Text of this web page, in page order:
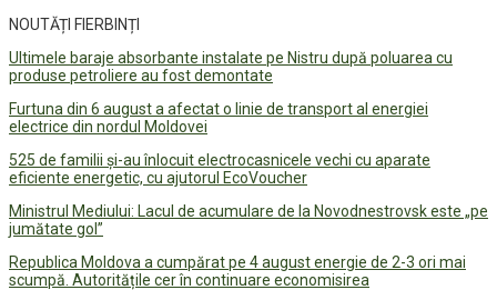
NOUTĂȚI FIERBINȚI
Ultimele baraje absorbante instalate pe Nistru după poluarea cu
produse petroliere au fost demontate
Furtuna din 6 august a afectat o linie de transport al energiei
electrice din nordul Moldovei
525 de familii și-au înlocuit electrocasnicele vechi cu aparate
eficiente energetic, cu ajutorul EcoVoucher
Ministrul Mediului: Lacul de acumulare de la Novodnestrovsk este „pe
jumătate gol”
Republica Moldova a cumpărat pe 4 august energie de 2-3 ori mai
scumpă. Autoritățile cer în continuare economisirea